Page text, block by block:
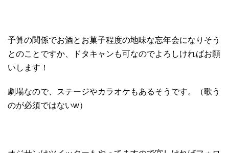
予算の関係でお酒とお菓子程度の地味な忘年会になりそう
とのことですか、ドタキャンも可なのでよろしければお願
いします！
劇場なので、ステージやカラオケもあるそうです。（歌う
のが必須ではないw）